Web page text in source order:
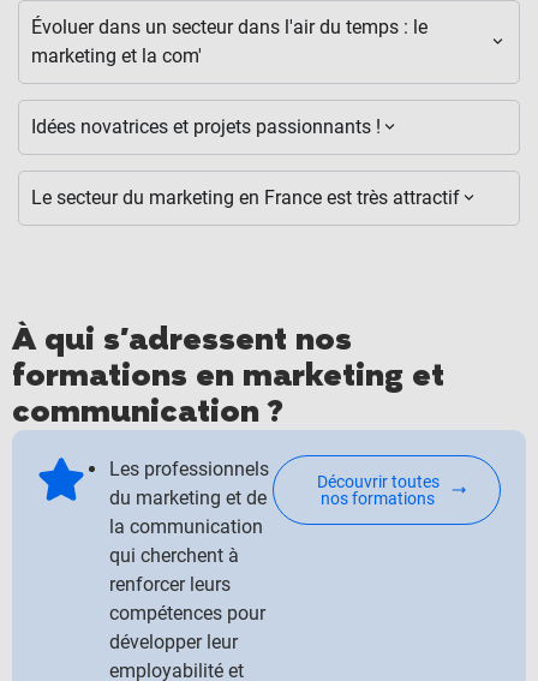
Évoluer dans un secteur dans l'air du temps : le
marketing et la com'
Idées novatrices et projets passionnants !
Le secteur du marketing en France est très attractif
À qui s'adressent nos
formations en marketing et
communication ?
Les professionnels
du marketing et de
la communication
qui cherchent à
renforcer leurs
compétences pour
développer leur
employabilité et
Découvrir toutes
nos formations